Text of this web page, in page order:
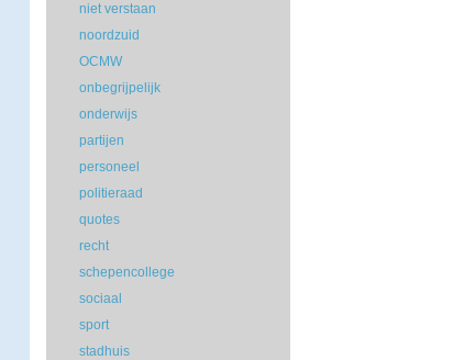
niet verstaan
noordzuid
OCMW
onbegrijpelijk
onderwijs
partijen
personeel
politieraad
quotes
recht
schepencollege
sociaal
sport
stadhuis